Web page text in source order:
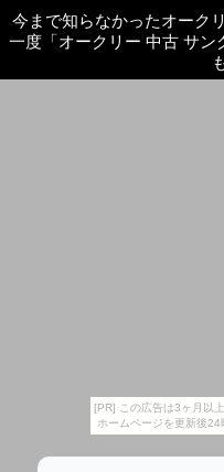
[PR] この広告は3ヶ月以
ホームページを更新後24
今まで知らなかったオーク
一度「オークリー 中古 サ